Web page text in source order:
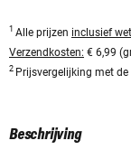
1 Alle prijzen inclusief
Verzendkosten: € 6,99
2 Prijsvergelijking met
Beschrijving